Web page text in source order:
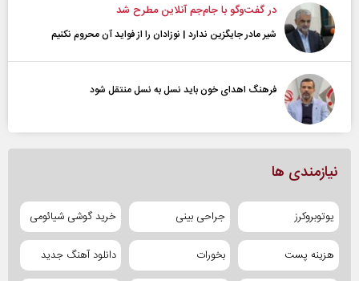
در گفت‌و‌گو با جام‌جم آنلاین مطرح شد
شیر مادر جایگزین ندارد | نوزادان را از فواید آن محروم نکنیم
فرهنگ اهدای خون باید نسل به نسل منتقل شود
نیازمندی ها
یوتوبروکرز جراحی بینی خرید گوشی شیائومی
هزینه پست بخورات دانلود آهنگ جدید